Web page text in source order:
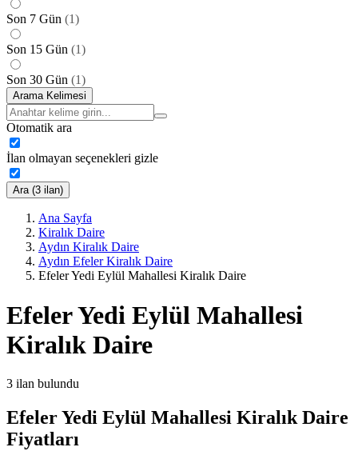
Son 7 Gün (1)
Son 15 Gün (1)
Son 30 Gün (1)
Arama Kelimesi
Otomatik ara
İlan olmayan seçenekleri gizle
Ara (3 ilan)
Ana Sayfa
Kiralık Daire
Aydın Kiralık Daire
Aydın Efeler Kiralık Daire
Efeler Yedi Eylül Mahallesi Kiralık Daire
Efeler Yedi Eylül Mahallesi
Kiralık Daire
3 ilan bulundu
Efeler Yedi Eylül Mahallesi Kiralık Daire
Fiyatları